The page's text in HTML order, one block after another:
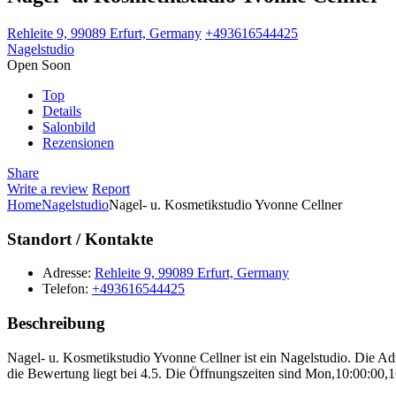
Rehleite 9, 99089 Erfurt, Germany +493616544425
Nagelstudio
Open Soon
Top
Details
Salonbild
Rezensionen
Share
Write a review Report
HomeNagelstudioNagel- u. Kosmetikstudio Yvonne Cellner
Standort / Kontakte
Adresse: Rehleite 9, 99089 Erfurt, Germany
Telefon: +493616544425
Beschreibung
Nagel- u. Kosmetikstudio Yvonne Cellner ist ein Nagelstudio. Die
die Bewertung liegt bei 4.5. Die Öffnungszeiten sind